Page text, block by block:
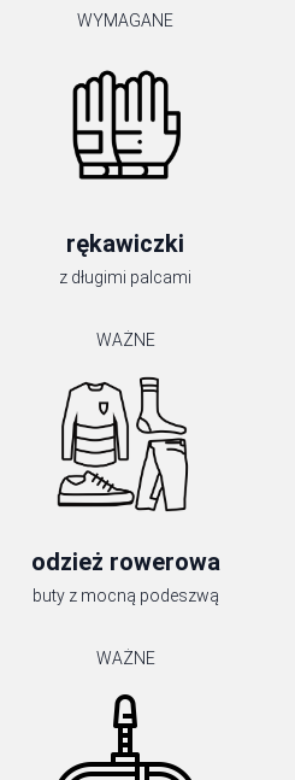
WYMAGANE
rękawiczki
z długimi palcami
WAŻNE
odzież rowerowa
buty z mocną podeszwą
WAŻNE